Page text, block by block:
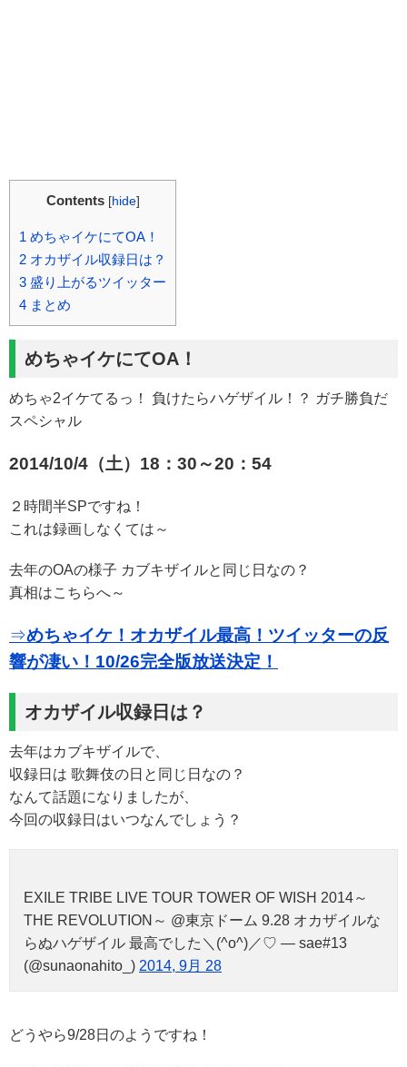
Contents [hide]
1 めちゃイケにてOA！
2 オカザイル収録日は？
3 盛り上がるツイッター
4 まとめ
めちゃイケにてOA！
めちゃ2イケてるっ！ 負けたらハゲザイル！？ ガチ勝負だ
スペシャル
2014/10/4（土）18：30～20：54
２時間半SPですね！
これは録画しなくては～
去年のOAの様子 カブキザイルと同じ日なの？
真相はこちらへ～
⇒めちゃイケ！オカザイル最高！ツイッターの反
響が凄い！10/26完全版放送決定！
オカザイル収録日は？
去年はカブキザイルで、
収録日は 歌舞伎の日と同じ日なの？
なんて話題になりましたが、
今回の収録日はいつなんでしょう？
EXILE TRIBE LIVE TOUR TOWER OF WISH 2014～
THE REVOLUTION～ @東京ドーム 9.28 オカザイルな
らぬハゲザイル 最高でした＼(^o^)／♡ — sae#13
(@sunaonahito_) 2014, 9月 28
どうやら9/28日のようですね！